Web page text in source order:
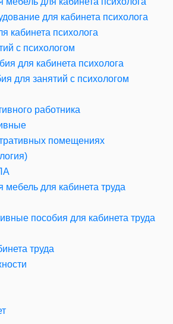
для кабинета психолога
кабинета психолога
с психологом
для кабинета психолога
для занятий с психологом
работника
помещениях
для кабинета труда
пособия для кабинета труда
труда